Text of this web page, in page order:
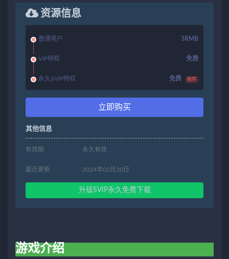
资源信息
普通用户 3RMB
VIP特权 免费
永久SVIP特权 免费 推荐
立即购买
其他信息
有效期 永久有效
最近更新 2024年02月20日
升级SVIP永久免费下载
游戏介绍